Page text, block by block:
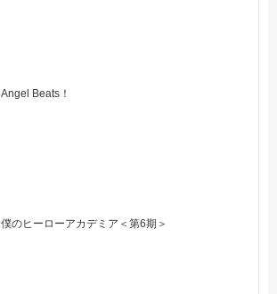
Angel Beats！
僕のヒーローアカデミア＜第6期＞